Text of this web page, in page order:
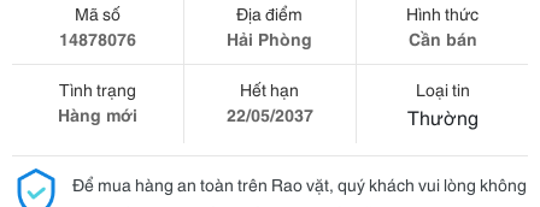
Mã số
14878076
Địa điểm
Hải Phòng
Hình thức
Cần bán
Tình trạng
Hàng mới
Hết hạn
22/05/2037
Loại tin
Thường
Để mua hàng an toàn trên Rao vặt, quý khách vui lòng không